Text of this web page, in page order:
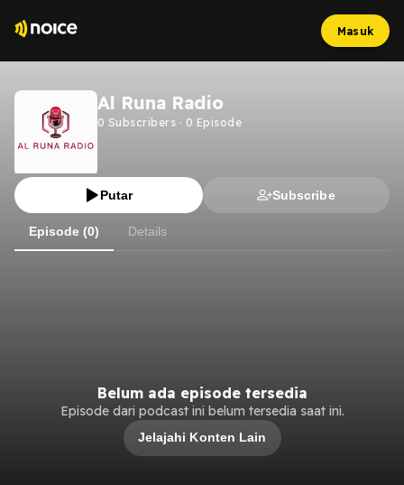
Masuk
Al Runa Radio
0 Subscribers · 0 Episode
Putar Subscribe
Episode (0) Details
Belum ada episode tersedia
Episode dari podcast ini belum tersedia saat ini.
Jelajahi Konten Lain